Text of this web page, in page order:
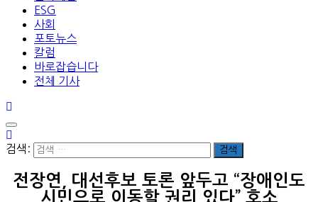
ESG
사회
포토뉴스
칼럼
바로잡습니다
전체 기사
검색:
전장연, 대선후보 토론 앞두고 “장애인도
시민으로 이동할 권리 있다” 호소